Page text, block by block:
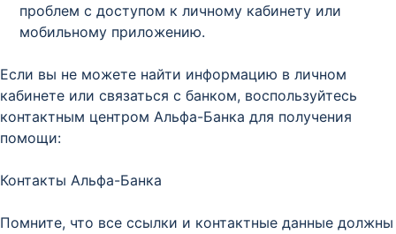
проблем с доступом к личному кабинету или
мобильному приложению.
Если вы не можете найти информацию в личном
кабинете или связаться с банком, воспользуйтесь
контактным центром Альфа-Банка для получения
помощи:
Контакты Альфа-Банка
Помните, что все ссылки и контактные данные должны